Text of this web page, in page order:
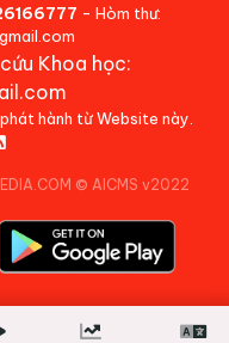
- Hòm thư:
Khoa học:
hành từ Website này.
© AICMS v2022